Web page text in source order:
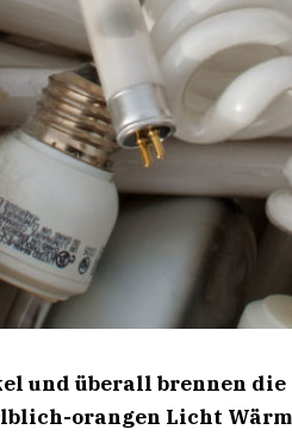
und überall brennen
orangen Licht